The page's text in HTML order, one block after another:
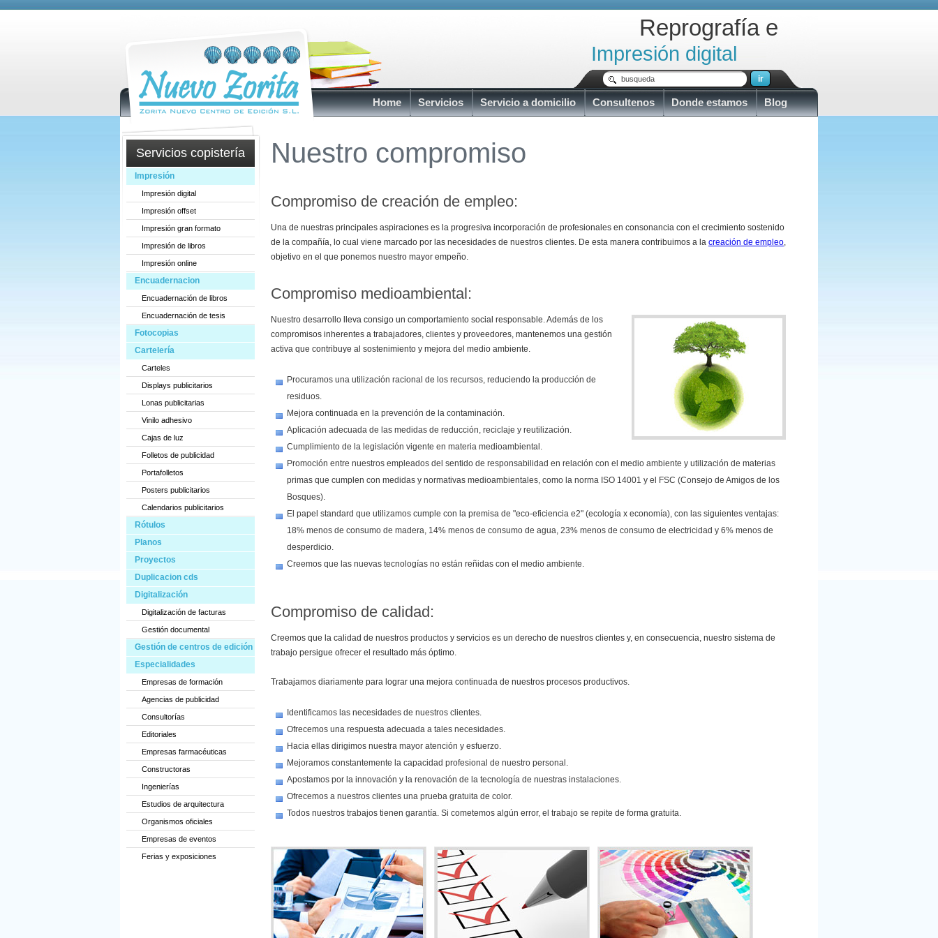
Reprografía e
Impresión digital
Servicios copistería
Impresión
Impresión digital
Impresión offset
Impresión gran formato
Impresión de libros
Impresión online
Encuadernacion
Encuadernación de libros
Encuadernación de tesis
Fotocopias
Cartelería
Carteles
Displays publicitarios
Lonas publicitarias
Vinilo adhesivo
Cajas de luz
Folletos de publicidad
Portafolletos
Posters publicitarios
Calendarios publicitarios
Rótulos
Planos
Proyectos
Duplicacion cds
Digitalización
Digitalización de facturas
Gestión documental
Gestión de centros de edición
Especialidades
Empresas de formación
Agencias de publicidad
Consultorías
Editoriales
Empresas farmacéuticas
Constructoras
Ingenierías
Estudios de arquitectura
Organismos oficiales
Empresas de eventos
Ferias y exposiciones
Nuestro compromiso
Compromiso de creación de empleo:
Una de nuestras principales aspiraciones es la progresiva incorporación de profesionales en consonancia con el crecimiento sostenido
de la compañía, lo cual viene marcado por las necesidades de nuestros clientes. De esta manera contribuimos a la creación de empleo,
objetivo en el que ponemos nuestro mayor empeño.
Compromiso medioambiental:
Nuestro desarrollo lleva consigo un comportamiento social responsable. Además de los
compromisos inherentes a trabajadores, clientes y proveedores, mantenemos una gestión
activa que contribuye al sostenimiento y mejora del medio ambiente.
Procuramos una utilización racional de los recursos, reduciendo la producción de
residuos.
Mejora continuada en la prevención de la contaminación.
Aplicación adecuada de las medidas de reducción, reciclaje y reutilización.
Cumplimiento de la legislación vigente en materia medioambiental.
Promoción entre nuestros empleados del sentido de responsabilidad en relación con el medio ambiente y utilización de materias
primas que cumplen con medidas y normativas medioambientales, como la norma ISO 14001 y el FSC (Consejo de Amigos de los
Bosques).
El papel standard que utilizamos cumple con la premisa de "eco-eficiencia e2" (ecología x economía), con las siguientes ventajas:
18% menos de consumo de madera, 14% menos de consumo de agua, 23% menos de consumo de electricidad y 6% menos de
desperdicio.
Creemos que las nuevas tecnologías no están reñidas con el medio ambiente.
Compromiso de calidad:
Creemos que la calidad de nuestros productos y servicios es un derecho de nuestros clientes y, en consecuencia, nuestro sistema de
trabajo persigue ofrecer el resultado más óptimo.
Trabajamos diariamente para lograr una mejora continuada de nuestros procesos productivos.
Identificamos las necesidades de nuestros clientes.
Ofrecemos una respuesta adecuada a tales necesidades.
Hacia ellas dirigimos nuestra mayor atención y esfuerzo.
Mejoramos constantemente la capacidad profesional de nuestro personal.
Apostamos por la innovación y la renovación de la tecnología de nuestras instalaciones.
Ofrecemos a nuestros clientes una prueba gratuita de color.
Todos nuestros trabajos tienen garantía. Si cometemos algún error, el trabajo se repite de forma gratuita.
Home Servicios Servicio a domicilio Consultenos Donde estamos Blog